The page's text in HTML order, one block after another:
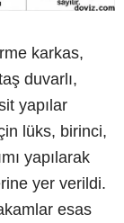
karkas,
duvarlı,
yapılar
lüks, birinci,
yapılarak
yer verildi.
esas